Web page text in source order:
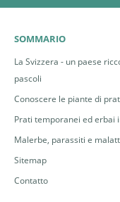
SOMMARIO
La Svizzera - un paese
pascoli
Conoscere le piante di
Prati temporanei ed erbai
Malerbe, parassiti e
Sitemap
Contatto